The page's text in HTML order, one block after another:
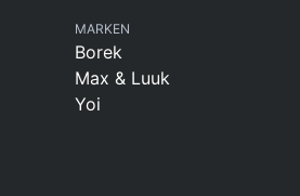
MARKEN
Borek
Max & Luuk
Yoi